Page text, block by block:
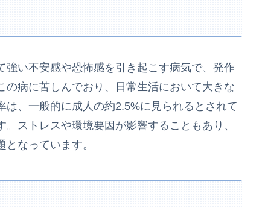
い不安感や恐怖感を引き起こす病気で、発作
病に苦しんでおり、日常生活において大きな
、一般的に成人の約2.5%に見られるとされて
ストレスや環境要因が影響することもあり、
なっています。